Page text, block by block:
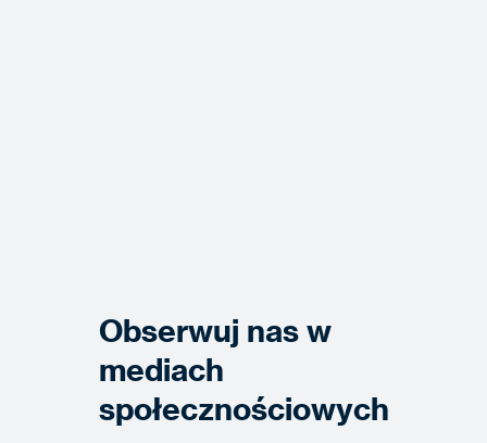
Obserwuj nas w
mediach
społecznościowych